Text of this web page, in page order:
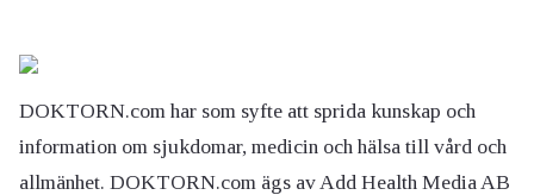
DOKTORN.com har som syfte att sprida kunskap och
information om sjukdomar, medicin och hälsa till vård och
allmänhet. DOKTORN.com ägs av Add Health Media AB